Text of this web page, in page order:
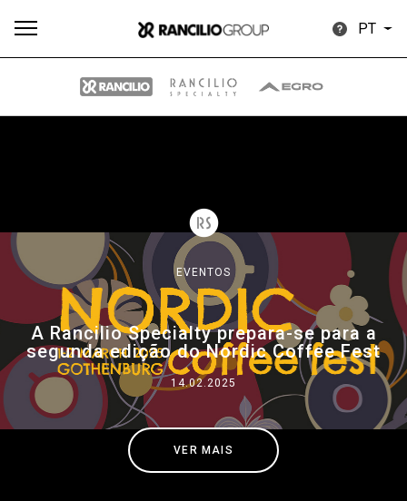
PT
EVENTOS
A Rancilio Specialty prepara-se para a
segunda edição do Nordic Coffee Fest
14.02.2025
VER MAIS
Our brands
Group
Notícias